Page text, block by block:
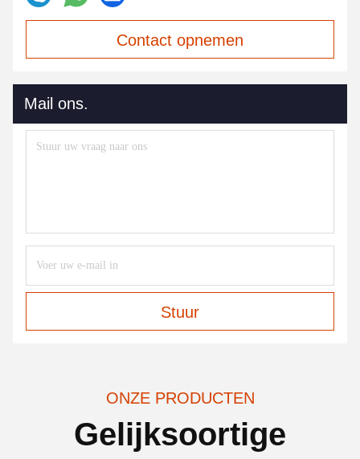
Contact opnemen
Mail ons.
Stuur
ONZE PRODUCTEN
Gelijksoortige